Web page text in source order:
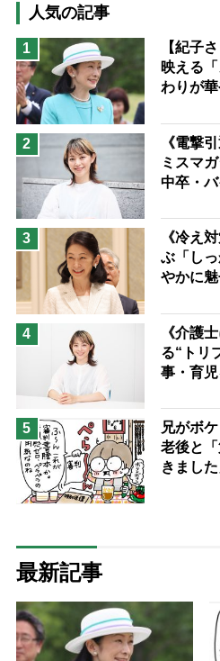
高木ブー
ケアマネジャー
猫が母になつきません
息子の遠距離介護サバイバル
兄がボケました
予防法
人気の記事
1
【紀子
映える
わりが
2
《電撃
ミスマ
中卒・
ながら
3
《冷え
ぶ「し
やかに
4
《介護
る“トリ
事・育
る「家
ない」
5
兄がボ
老後と
きました
最新記事